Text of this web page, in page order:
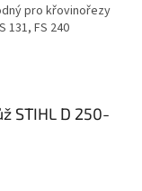
pro křovinořezy
131, FS 240
STIHL D 250-